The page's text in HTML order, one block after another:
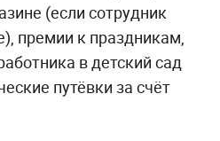
(если сотрудник
премии к праздникам,
в детский сад
путёвки за счёт